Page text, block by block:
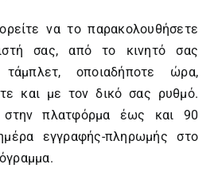
να το παρακολουθήσετε
σας, από το κινητό σας
οποιαδήποτε ώρα,
και με τον δικό σας ρυθμό.
στην πλατφόρμα έως και 90
εγγραφής-πληρωμής στο